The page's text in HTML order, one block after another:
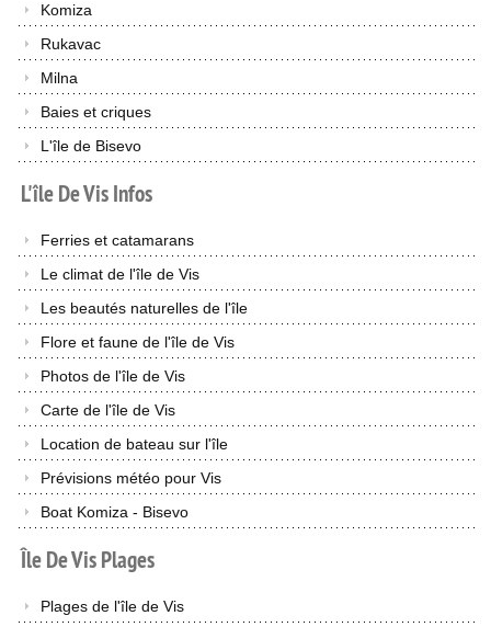
Komiza
Rukavac
Milna
Baies et criques
L'île de Bisevo
L'îleDeVisInfos
Ferries et catamarans
Le climat de l'île de Vis
Les beautés naturelles de l'île
Flore et faune de l'île de Vis
Photos de l'île de Vis
Carte de l'île de Vis
Location de bateau sur l'île
Prévisions météo pour Vis
Boat Komiza - Bisevo
ÎleDeVisPlages
Plages de l'île de Vis